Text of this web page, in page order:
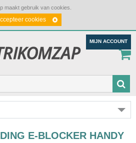
maakt gebruik van cookies.
cookies
MIJN ACCOUNT
E-BLOCKER HANDY